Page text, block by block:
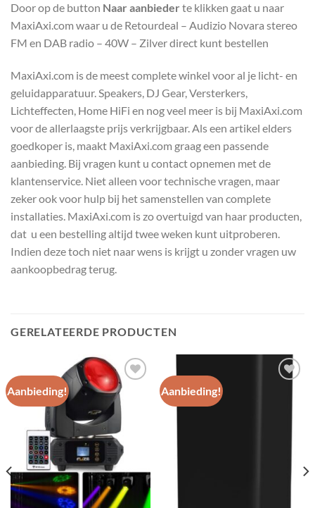
Door op de button Naar aanbieder te klikken gaat u naar
MaxiAxi.com waar u de Retourdeal – Audizio Novara stereo
FM en DAB radio – 40W – Zilver direct kunt bestellen
MaxiAxi.com is de meest complete winkel voor al je licht- en
geluidapparatuur. Speakers, DJ Gear, Versterkers,
Lichteffecten, Home HiFi en nog veel meer is bij MaxiAxi.com
voor de allerlaagste prijs verkrijgbaar. Als een artikel elders
goedkoper is, maakt MaxiAxi.com graag een passende
aanbieding. Bij vragen kunt u contact opnemen met de
klantenservice. Niet alleen voor technische vragen, maar
zeker ook voor hulp bij het samenstellen van complete
installaties. MaxiAxi.com is zo overtuigd van haar producten,
dat u een bestelling altijd twee weken kunt uitproberen.
Indien deze toch niet naar wens is krijgt u zonder vragen uw
aankoopbedrag terug.
GERELATEERDE PRODUCTEN
Aanbieding!
Toevoegen
aan
wenslijst
Aanbieding!